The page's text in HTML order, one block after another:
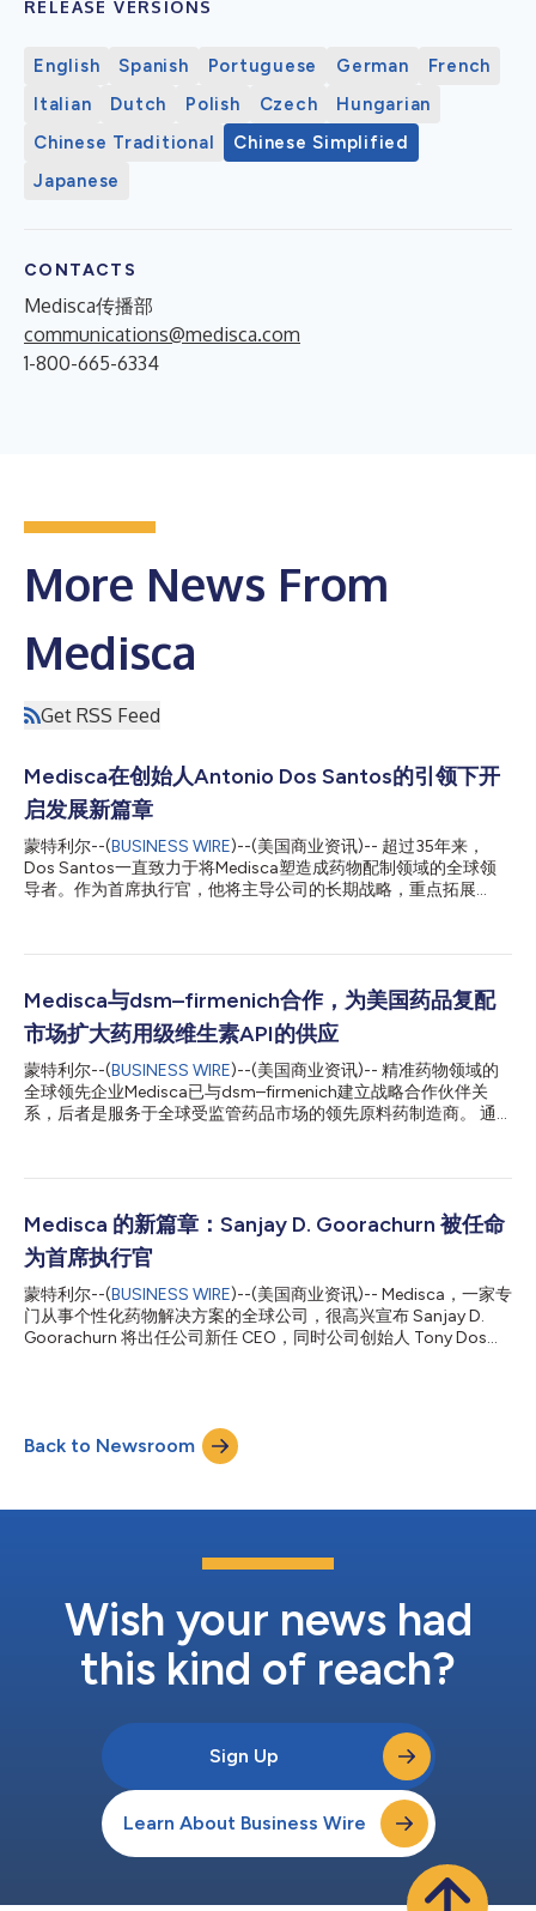
RELEASE VERSIONS
English Spanish Portuguese German
French
Italian
Dutch Polish Czech
Hungarian
Chinese Traditional
Chinese Simplified
Japanese
CONTACTS
Medisca传播部
communications@medisca.com
1-800-665-6334
More News From
Medisca
Get RSS Feed
Medisca在创始人Antonio Dos Santos的引领下开
启发展新篇章
蒙特利尔--(BUSINESS WIRE)--(美国商业资讯)-- 超过35年来，
Dos Santos一直致力于将Medisca塑造成药物配制领域的全球领
导者。作为首席执行官，他将主导公司的长期战略，重点拓展
育和专业知识的发展。 Medisca创始人兼首席执行官Antonio Dos
品质，让医疗保健专业人士能够获得所需的产品、知识和创新，从
而提供更好的患者护理，以此提升药物配制的标准。这一宗旨始终
指引着我们。在我们开启新篇章之际，我们将继续投资于我们的员
工、合作伙伴以及将有助于塑造Medisca和药物配制行业未来的创
新。” Dos Santos将与副董事长Maria Zaccardo及Medisca的高管
团队并肩工作，在Medisca持续全球扩张和投资于长期增长的过程
中，继续引领公司的战略方向。 Medisca副董事长Maria
Medisca与dsm–firmenich合作，为美国药品复配
市场扩大药用级维生素API的供应
蒙特利尔--(BUSINESS WIRE)--(美国商业资讯)-- 精准药物领域的
全球领先企业Medisca已与dsm–firmenich建立战略合作伙伴关
系，后者是服务于全球受监管药品市场的领先原料药制造商。 通
产、并符合成熟质量体系和文件标准的原料药的获取渠道。 夯实
的医疗护理环境提供支持，人们对原料采购、产品一致性及文件记
录的要求也日益提高。药房和503B外包机构正在寻求能够帮助其
放心地大规模运营的合作伙伴。 此次合作体现了我们致力于长期
扩大优质原料解决方案的覆盖范围，同时保持客户当前所依赖的工
作流程、合作关系和运营模式。 “我们很荣幸能与dsm–firmenich
合作，这是一家以卓越制造标准、恪守质量承诺而闻名的跨国企
业。” Medisca战略合作伙伴关系副总裁Peng Li 表示，“原料采购是
Medisca 的新篇章：Sanjay D. Goorachurn 被任命
为首席执行官
蒙特利尔--(BUSINESS WIRE)--(美国商业资讯)-- Medisca，一家专
门从事个性化药物解决方案的全球公司，很高兴宣布 Sanjay D.
Goorachurn 将出任公司新任 CEO，同时公司创始人 Tony Dos
开业，携带着弥合患者护理差距的愿景。今天，Medisca 是个性化
医学的全球领导者，拥有超过10个地点遍布5个国家。Medisca 拥
有超过450名员工的工作团队，提供超过2000种产品解决方案，
其人员和充满活力的创业文化的基础上取得了显著的发展，”Dos
标志着 Medisca 的新篇章的开始。” 作为一名拥有超过30年经验的
资深知识产权律师，Goorachurn被认为是世界领先的知识产权
Back to Newsroom
Wish your news had
this kind of reach?
Sign Up
Learn About Business Wire